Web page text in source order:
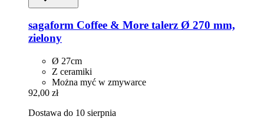
sagaform Coffee & More talerz Ø 270 mm,
zielony
Ø 27cm
Z ceramiki
Można myć w zmywarce
92,00 zł
Dostawa do 10 sierpnia